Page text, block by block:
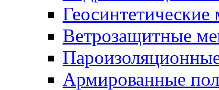
Геосинтетические
Ветрозащитные
Армированные